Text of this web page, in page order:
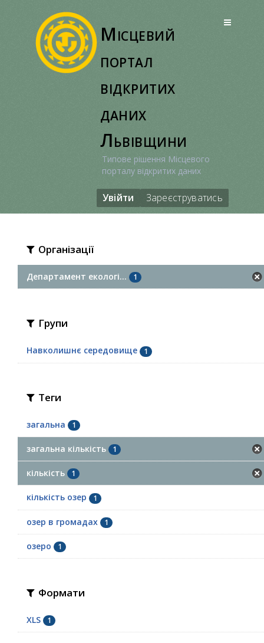
Місцевий
портал
відкритих
даних
Львівщини
Типове рішення Місцевого
порталу відкритих даних
Увійти Зареєструватись
Організації
Департамент екологі... 1
Групи
Навколишнє середовище 1
Теги
загальна 1
загальна кількість 1
кількість 1
кількість озер 1
озер в громадах 1
озеро 1
Формати
XLS 1